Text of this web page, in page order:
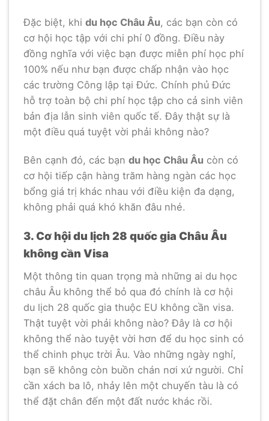
Đặc biệt, khidu học Châu Âu, các bạn còn có
cơ hội học tập với chi phí 0 đồng. Điều này
đồng nghĩa với việc bạn được miễn phí học phí
100% nếu như bạn được chấp nhận vào học
các trường Công lập tại Đức. Chính phủ Đức
hỗ trợ toàn bộ chi phí học tập cho cả sinh viên
bản địa lẫn sinh viên quốc tế. Đây thật sự là
một điều quá tuyệt vời phải không nào?
Bên cạnh đó, các bạndu học Châu Âu còn có
cơ hội tiếp cận hàng trăm hàng ngàn các học
bổng giá trị khác nhau với điều kiện đa dạng,
không phải quá khó khăn đâu nhé.
3. Cơ hội du lịch 28 quốc gia Châu Âu
không cần Visa
Một thông tin quan trọng mà những ai du học
châu Âu không thể bỏ qua đó chính là cơ hội
du lịch 28 quốc gia thuộc EU không cần visa.
Thật tuyệt vời phải không nào? Đây là cơ hội
không thể nào tuyệt vời hơn để du học sinh có
thể chinh phục trời Âu. Vào những ngày nghỉ,
bạn sẽ không còn buồn chán nơi xứ người. Chỉ
cần xách ba lô, nhảy lên một chuyến tàu là có
thể đặt chân đến một đất nước khác rồi.